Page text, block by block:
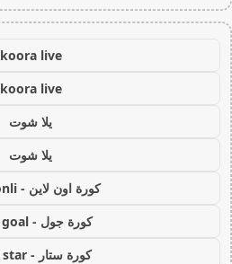
koora live
koora live
يلا شوت
يلا شوت
كورة اون لاين - kora onli
كورة جول - kora goal
كورة ستار - kora star